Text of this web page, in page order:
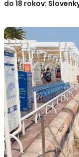
do 18 rokov: